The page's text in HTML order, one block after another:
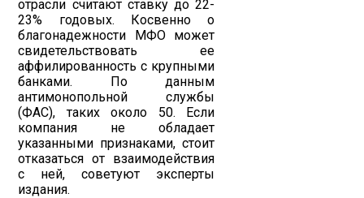
отрасли считают ставку до 22-
23% годовых. Косвенно о
благонадежности МФО может
свидетельствовать ее
аффилированность с крупными
банками. По данным
антимонопольной службы
(ФАС), таких около 50. Если
компания не обладает
указанными признаками, стоит
отказаться от взаимодействия
с ней, советуют эксперты
издания.